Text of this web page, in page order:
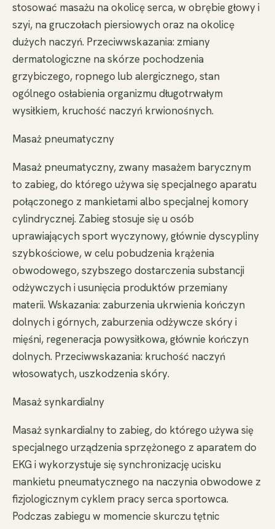
stosować masażu na okolicę serca, w obrębie głowy i
szyi, na gruczołach piersiowych oraz na okolicę
dużych naczyń. Przeciwwskazania: zmiany
dermatologiczne na skórze pochodzenia
grzybiczego, ropnego lub alergicznego, stan
ogólnego osłabienia organizmu długotrwałym
wysiłkiem, kruchość naczyń krwionośnych.
Masaż pneumatyczny
Masaż pneumatyczny, zwany masażem barycznym
to zabieg, do którego używa się specjalnego aparatu
połączonego z mankietami albo specjalnej komory
cylindrycznej. Zabieg stosuje się u osób
uprawiających sport wyczynowy, głównie dyscypliny
szybkościowe, w celu pobudzenia krążenia
obwodowego, szybszego dostarczenia substancji
odżywczych i usunięcia produktów przemiany
materii. Wskazania: zaburzenia ukrwienia kończyn
dolnych i górnych, zaburzenia odżywcze skóry i
mięśni, regeneracja powysiłkowa, głównie kończyn
dolnych. Przeciwwskazania: kruchość naczyń
włosowatych, uszkodzenia skóry.
Masaż synkardialny
Masaż synkardialny to zabieg, do którego używa się
specjalnego urządzenia sprzężonego z aparatem do
EKG i wykorzystuje się synchronizację ucisku
mankietu pneumatycznego na naczynia obwodowe z
fizjologicznym cyklem pracy serca sportowca.
Podczas zabiegu w momencie skurczu tętnic